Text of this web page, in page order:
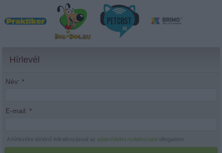
Hírlevél
Név: *
E-mail: *
A hírlevélre történő feliratkozással azadatvédelmi nyilatkozatot elfogadom.